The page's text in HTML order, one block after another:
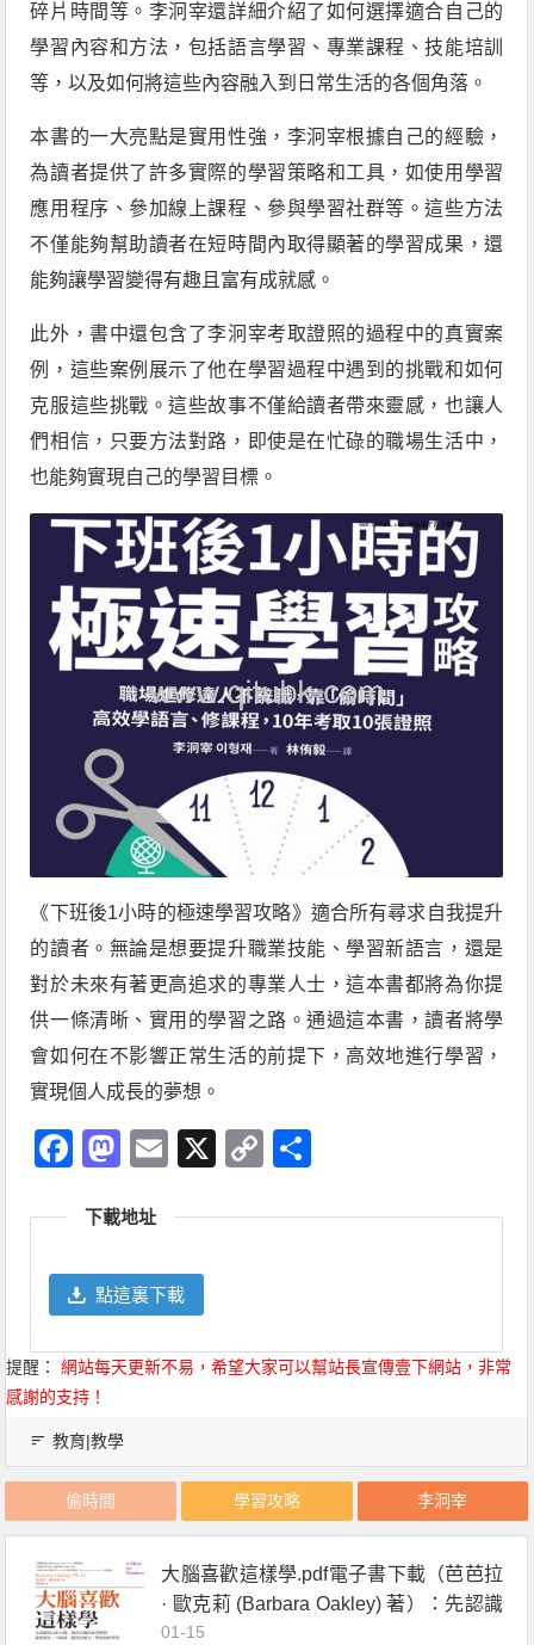
碎片時間等。李泂宰還詳細介紹了如何選擇適合自己的
學習內容和方法，包括語言學習、專業課程、技能培訓
等，以及如何將這些內容融入到日常生活的各個角落。
本書的一大亮點是實用性強，李泂宰根據自己的經驗，
為讀者提供了許多實際的學習策略和工具，如使用學習
應用程序、參加線上課程、參與學習社群等。這些方法
不僅能夠幫助讀者在短時間內取得顯著的學習成果，還
能夠讓學習變得有趣且富有成就感。
此外，書中還包含了李泂宰考取證照的過程中的真實案
例，這些案例展示了他在學習過程中遇到的挑戰和如何
克服這些挑戰。這些故事不僅給讀者帶來靈感，也讓人
們相信，只要方法對路，即使是在忙碌的職場生活中，
也能夠實現自己的學習目標。
《下班後1小時的極速學習攻略》適合所有尋求自我提升
的讀者。無論是想要提升職業技能、學習新語言，還是
對於未來有著更高追求的專業人士，這本書都將為你提
供一條清晰、實用的學習之路。通過這本書，讀者將學
會如何在不影響正常生活的前提下，高效地進行學習，
實現個人成長的夢想。
Facebook
Mastodon
Email
X
Copy
下載地址
點這裏下載
提醒：
網站每天更新不易，希望大家可以幫站長宣傳壹下網站，非常
感謝的支持！
教育|教學
偷時間 學習攻略 李泂宰
大腦喜歡這樣學.pdf電子書下載（芭芭拉
· 歐克莉 (Barbara Oakley) 著）：先認識
自己的大腦，找到正確的思考路徑，就
01-15